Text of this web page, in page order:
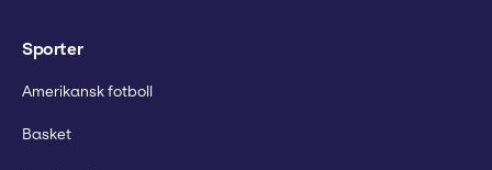
Sporter
Amerikansk fotboll
Basket